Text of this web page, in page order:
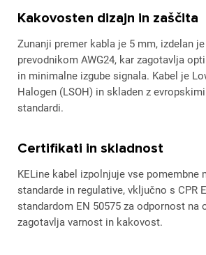
Kakovosten dizajn in zaščita
Zunanji premer kabla je 5 mm, izdelan
prevodnikom AWG24, kar zagotavlja
in minimalne izgube signala. Kabel je
Halogen (LSOH) in skladen z
standardi.
Certifikati in skladnost
KELine kabel izpolnjuje vse pomembne
standarde in regulative, vključno s CPR
standardom EN 50575 za odpornost na
zagotavlja varnost in kakovost.